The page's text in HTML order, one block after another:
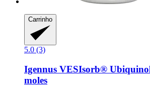
Carrinho
5.0 (3)
Igennus VESIsorb®
moles